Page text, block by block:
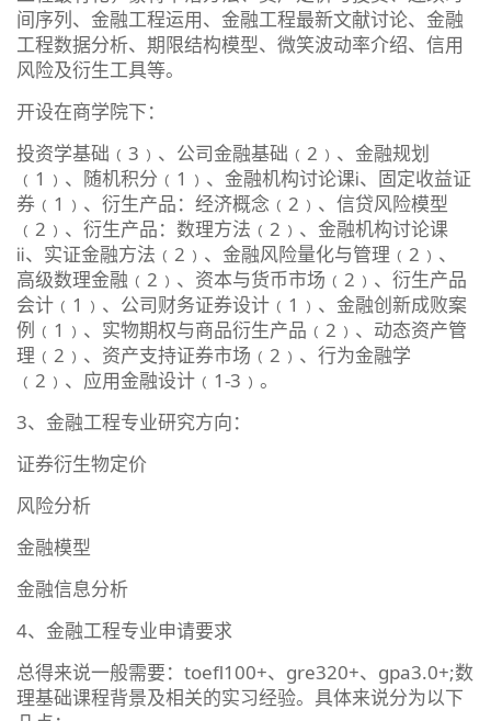
间序列、金融工程运用、金融工程最新文献讨论、金融
工程数据分析、期限结构模型、微笑波动率介绍、信用
风险及衍生工具等。
开设在商学院下：
投资学基础﹙3﹚、公司金融基础﹙2﹚、金融规划
﹙1﹚、随机积分﹙1﹚、金融机构讨论课ⅰ、固定收益证
券﹙1﹚、衍生产品：经济概念﹙2﹚、信贷风险模型
﹙2﹚、衍生产品：数理方法﹙2﹚、金融机构讨论课
ⅱ、实证金融方法﹙2﹚、金融风险量化与管理﹙2﹚、
高级数理金融﹙2﹚、资本与货币市场﹙2﹚、衍生产品
会计﹙1﹚、公司财务证券设计﹙1﹚、金融创新成败案
例﹙1﹚、实物期权与商品衍生产品﹙2﹚、动态资产管
理﹙2﹚、资产支持证券市场﹙2﹚、行为金融学
﹙2﹚、应用金融设计﹙1-3﹚。
3、金融工程专业研究方向：
证券衍生物定价
风险分析
金融模型
金融信息分析
4、金融工程专业申请要求
总得来说一般需要：toefl100+、gre320+、gpa3.0+;数
理基础课程背景及相关的实习经验。具体来说分为以下